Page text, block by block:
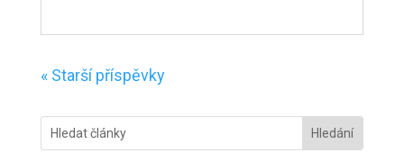
« Starší příspěvky